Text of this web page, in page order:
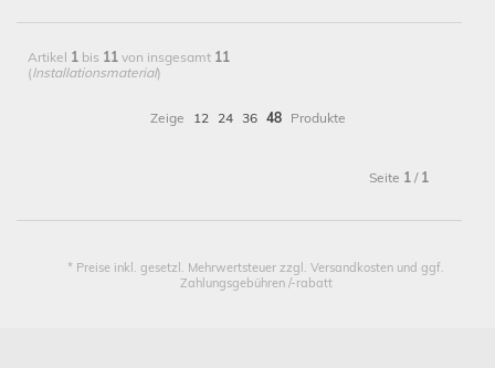
Artikel 1 bis 11 von insgesamt 11
(Installationsmaterial)
Zeige 12 24 36 48 Produkte
Seite 1 / 1
* Preise inkl. gesetzl. Mehrwertsteuer zzgl. Versandkosten und ggf.
Zahlungsgebühren /-rabatt